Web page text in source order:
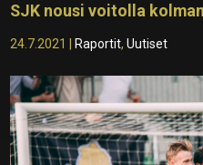
SJK nousi voitolla
24.7.2021 Raportit,Uutiset